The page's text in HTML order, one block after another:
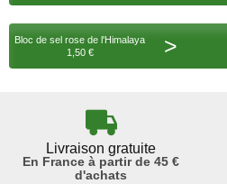
Bloc de sel rose de l'Himalaya
1,50 €
>
Livraison gratuite
En France à partir de 45 €
d'achats